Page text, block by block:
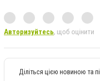
Авторизуйтесь, щоб оцінити
Діліться цією новиною та